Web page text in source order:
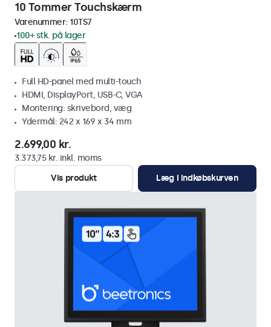
10 Tommer Touchskærm
Varenummer: 10TS7
100+ stk. på lager
Full HD-panel med multi-touch
HDMI, DisplayPort, USB-C, VGA
Montering: skrivebord, væg
Ydermål: 242 x 169 x 34 mm
2.699,00 kr.
3.373,75 kr. inkl. moms
Vis produkt
Læg i indkøbskurven